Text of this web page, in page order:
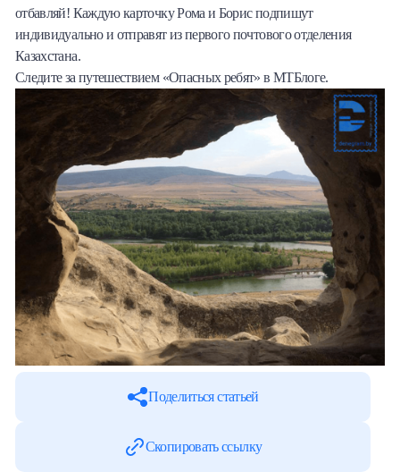
отбавляй! Каждую карточку Рома и Борис подпишут
индивидуально и отправят из первого почтового отделения
Казахстана.
Следите за путешествием «Опасных ребят» в МТБлоге.
Поделиться статьей
Скопировать ссылку